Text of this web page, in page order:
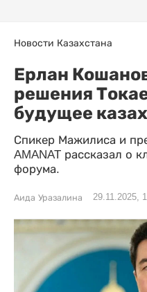
Новости Казахстана
Ерлан
решения
будущее
Спикер Мажилиса и
AMANAT рассказал о
форума.
Аида Уразалина 29.11.2025,